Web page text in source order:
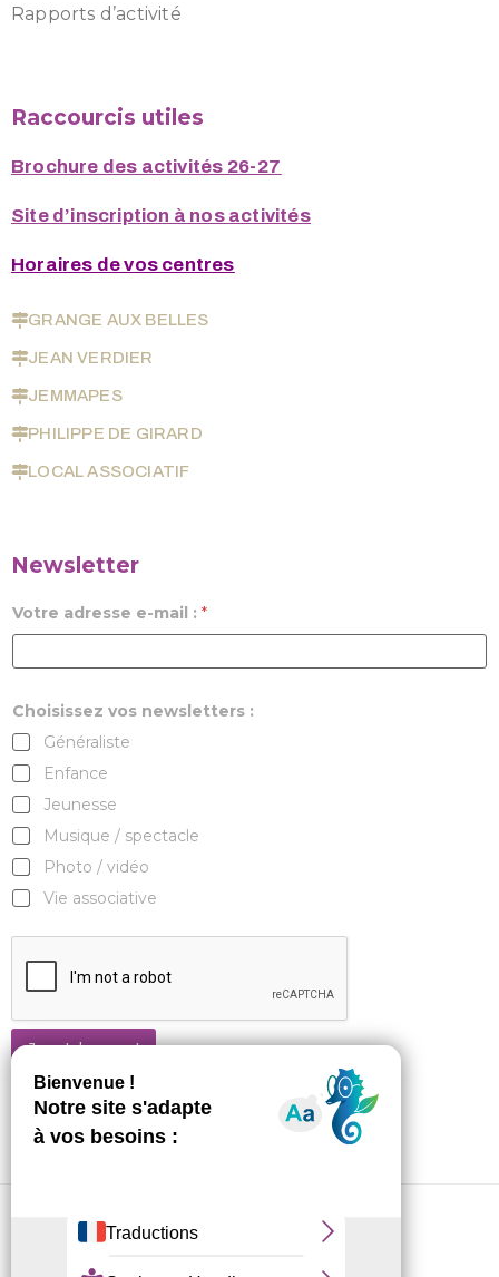
Rapports d’activité
Raccourcis utiles
Brochure des activités 26-27
Site d’inscription à nos activités
Horaires de vos centres
GRANGE AUX BELLES
JEAN VERDIER
JEMMAPES
PHILIPPE DE GIRARD
LOCAL ASSOCIATIF
Newsletter
Votre adresse e-mail : *
Choisissez vos newsletters :
Généraliste
Enfance
Jeunesse
Musique / spectacle
Photo / vidéo
Vie associative
Je m'abonne !